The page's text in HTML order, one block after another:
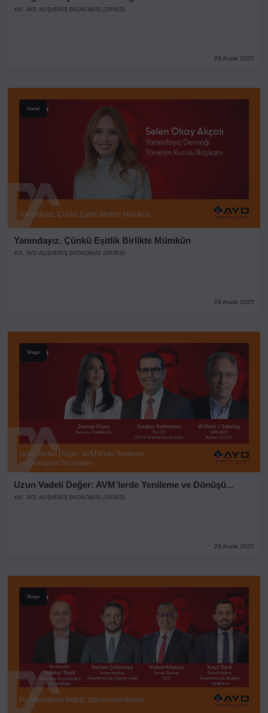
XVI. AYD ALIŞVERİŞ EKONOMİSİ ZİRVESİ
29 Aralık 2025
Genel
Yanındayız, Çünkü Eşitlik Birlikte Mümkün
XVI. AYD ALIŞVERİŞ EKONOMİSİ ZİRVESİ
29 Aralık 2025
Stage
Uzun Vadeli Değer: AVM’lerde Yenileme ve Dönüşü...
XVI. AYD ALIŞVERİŞ EKONOMİSİ ZİRVESİ
29 Aralık 2025
Stage